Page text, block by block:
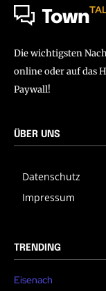
Town
Die wichtigsten
online oder auf das
Paywall!
ÜBER UNS
Datenschutz
Impressum
TRENDING
Eisenach